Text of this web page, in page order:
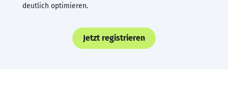
deutlich optimieren.
Jetzt registrieren